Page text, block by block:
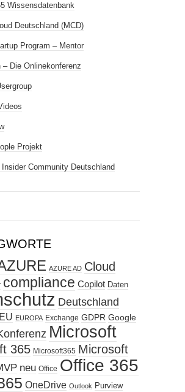
Wissensdatenbank
Deutschland (MCD)
Program – Mentor
– Die Onlinekonferenz
Projekt
Community Deutschland
AZURE AD Cloud
compliance Copilot Daten
Deutschland
EU EUROPA Exchange GDPR Google
Microsoft
365 Microsoft365 Microsoft
neu Office Office 365
OneDrive Outlook Purview